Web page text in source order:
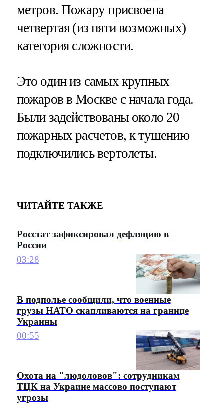
метров. Пожару присвоена
четвертая (из пяти возможных)
категория сложности.
Это один из самых крупных
пожаров в Москве с начала года.
Были задействованы около 20
пожарных расчетов, к тушению
подключились вертолеты.
ЧИТАЙТЕ ТАКЖЕ
Росстат зафиксировал дефляцию в
России
03:28
В подполье сообщили, что военные
грузы НАТО скапливаются на границе
Украины
00:55
Охота на "людоловов": сотрудникам
ТЦК на Украине массово поступают
угрозы